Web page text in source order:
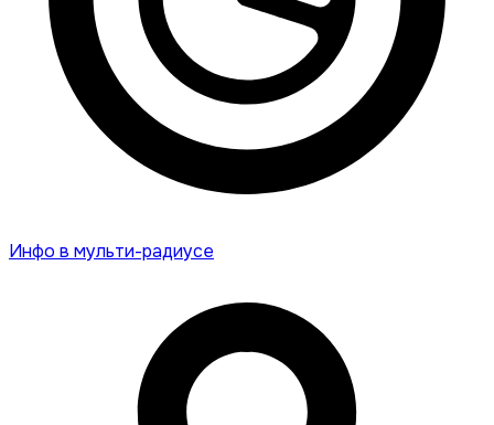
Инфо в мульти-радиусе